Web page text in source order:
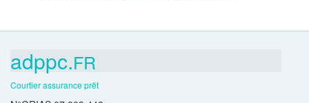
adppc.FR
Courtier assurance prêt